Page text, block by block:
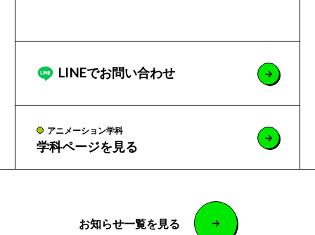
LINEでお問い合わせ
アニメーション学科
学科ページを見る
お知らせ一覧を見る